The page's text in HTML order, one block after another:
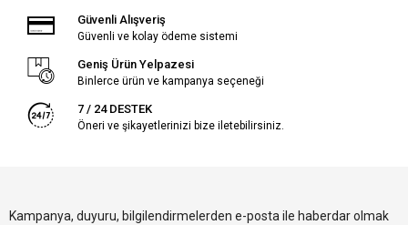
Güvenli Alışveriş
Güvenli ve kolay ödeme sistemi
Geniş Ürün Yelpazesi
Binlerce ürün ve kampanya seçeneği
7 / 24 DESTEK
Öneri ve şikayetlerinizi bize iletebilirsiniz.
Kampanya, duyuru, bilgilendirmelerden e-posta ile haberdar olmak